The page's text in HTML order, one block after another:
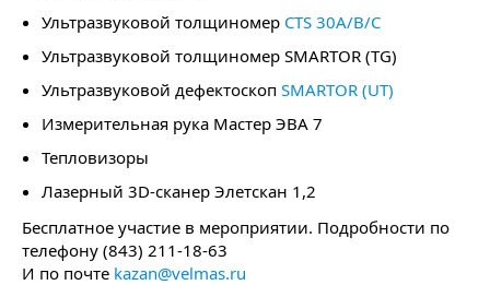
Ультразвуковой толщиномер CTS 30A/B/C
Ультразвуковой толщиномер SMARTOR (TG)
Ультразвуковой дефектоскоп SMARTOR (UT)
Измерительная рука Мастер ЭВА 7
Тепловизоры
Лазерный 3D-сканер Элетскан 1,2
Бесплатное участие в мероприятии. Подробности по
телефону (843) 211-18-63
И по почте kazan@velmas.ru